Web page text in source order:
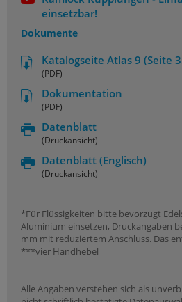
einsetzbar!
Dokumente
Katalogseite Atlas 9 (Seite
(PDF)
Dokumentation
(PDF)
Datenblatt
(Druckansicht)
Datenblatt (Englisch)
(Druckansicht)
*Für Flüssigkeiten bitte bevorzugt
Aluminium einsetzen, Druckangaben
mm mit reduziertem Anschluss. Das
***vier Handhebel
Alle Angaben verstehen sich als